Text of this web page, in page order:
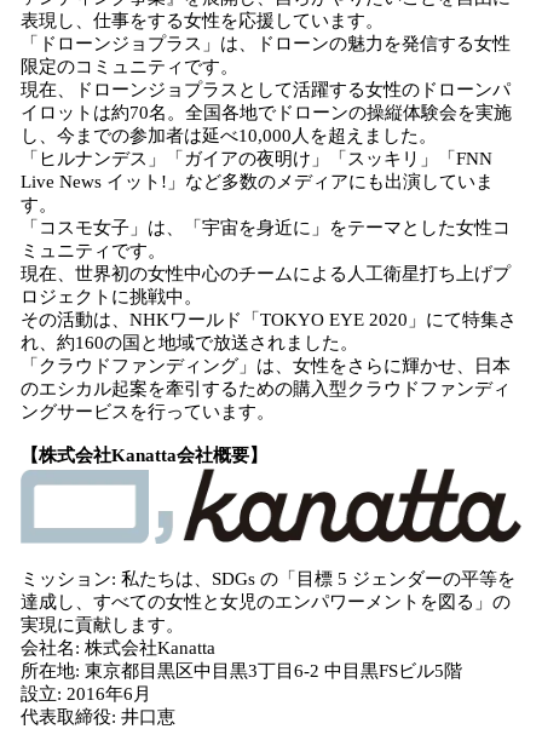
表現し、仕事をする女性を応援しています。
「ドローンジョプラス」は、ドローンの魅力を発信する女性
限定のコミュニティです。
現在、ドローンジョプラスとして活躍する女性のドローンパ
イロットは約70名。全国各地でドローンの操縦体験会を実施
し、今までの参加者は延べ10,000人を超えました。
「ヒルナンデス」「ガイアの夜明け」「スッキリ」「FNN
Live News イット!」など多数のメディアにも出演していま
す。
「コスモ女子」は、「宇宙を身近に」をテーマとした女性コ
ミュニティです。
現在、世界初の女性中心のチームによる人工衛星打ち上げプ
ロジェクトに挑戦中。
その活動は、NHKワールド「TOKYO EYE 2020」にて特集さ
れ、約160の国と地域で放送されました。
「クラウドファンディング」は、女性をさらに輝かせ、日本
のエシカル起案を牽引するための購入型クラウドファンディ
ングサービスを行っています。
【株式会社Kanatta会社概要】
ミッション: 私たちは、SDGs の「目標 5 ジェンダーの平等を
達成し、すべての女性と女児のエンパワーメントを図る」の
実現に貢献します。
会社名: 株式会社Kanatta
所在地: 東京都目黒区中目黒3丁目6-2 中目黒FSビル5階
設立: 2016年6月
代表取締役: 井口恵